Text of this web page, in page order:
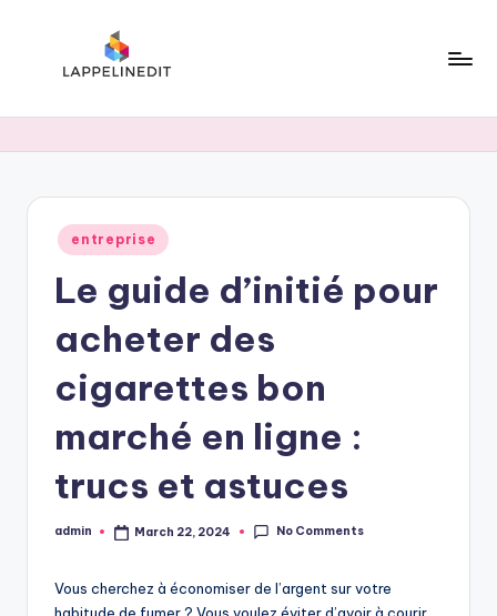
Posted
in
entreprise
Le guide d’initié pour
acheter des
cigarettes bon
marché en ligne :
trucs et astuces
Posted
admin March 22, 2024 No Comments
Vous cherchez à économiser de l’argent sur votre